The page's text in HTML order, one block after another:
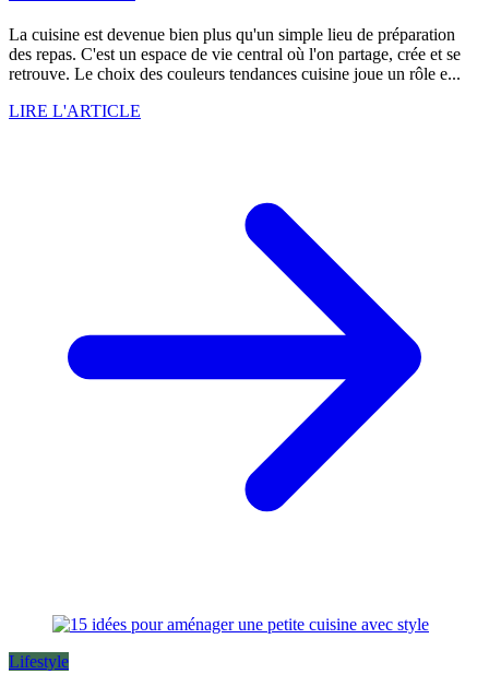
La cuisine est devenue bien plus qu'un simple lieu de préparation
des repas. C'est un espace de vie central où l'on partage, crée et se
retrouve. Le choix des couleurs tendances cuisine joue un rôle e...
LIRE L'ARTICLE
Lifestyle